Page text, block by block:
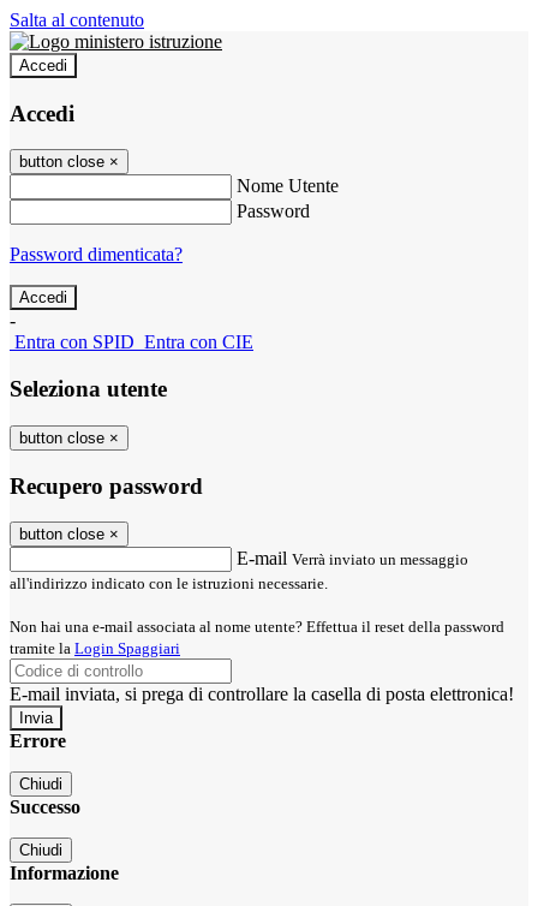
Salta al contenuto
Accedi
Accedi
button close ×
Nome Utente
Password
Password dimenticata?
-
Entra con SPID Entra con CIE
Seleziona utente
button close ×
Recupero password
button close ×
E-mail Verrà inviato un messaggio
all'indirizzo indicato con le istruzioni necessarie.
Non hai una e-mail associata al nome utente? Effettua il reset della password
tramite la Login Spaggiari
E-mail inviata, si prega di controllare la casella di posta elettronica!
Errore
Chiudi
Successo
Chiudi
Informazione